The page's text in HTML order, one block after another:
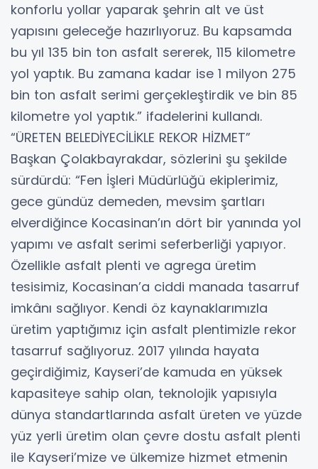
konforlu yollar yaparak şehrin alt ve üst
yapısını geleceğe hazırlıyoruz. Bu kapsamda
bu yıl 135 bin ton asfalt sererek, 115 kilometre
yol yaptık. Bu zamana kadar ise 1 milyon 275
bin ton asfalt serimi gerçekleştirdik ve bin 85
kilometre yol yaptık.” ifadelerini kullandı.
“ÜRETEN BELEDİYECİLİKLE REKOR HİZMET”
Başkan Çolakbayrakdar, sözlerini şu şekilde
sürdürdü: “Fen İşleri Müdürlüğü ekiplerimiz,
gece gündüz demeden, mevsim şartları
elverdiğince Kocasinan’ın dört bir yanında yol
yapımı ve asfalt serimi seferberliği yapıyor.
Özellikle asfalt plenti ve agrega üretim
tesisimiz, Kocasinan’a ciddi manada tasarruf
imkânı sağlıyor. Kendi öz kaynaklarımızla
üretim yaptığımız için asfalt plentimizle rekor
tasarruf sağlıyoruz. 2017 yılında hayata
geçirdiğimiz, Kayseri’de kamuda en yüksek
kapasiteye sahip olan, teknolojik yapısıyla
dünya standartlarında asfalt üreten ve yüzde
yüz yerli üretim olan çevre dostu asfalt plenti
ile Kayseri’mize ve ülkemize hizmet etmenin